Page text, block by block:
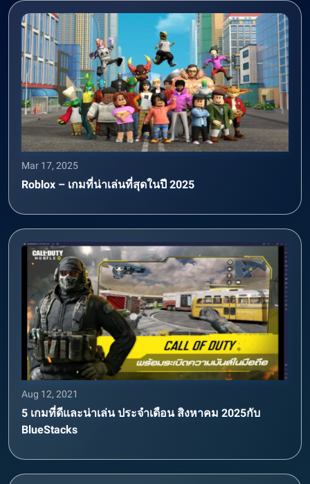
Mar 17, 2025
Roblox – เกมที่น่าเล่นที่สุดในปี 2025
Aug 12, 2021
5 เกมที่ดีและน่าเล่น ประจำเดือน สิงหาคม 2025กับ
BlueStacks